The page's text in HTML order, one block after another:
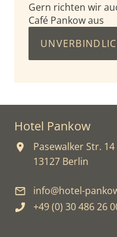
Gern richten wir
Café Pankow aus
Hotel Pankow
Pasewalker Str. 14
13127 Berlin
info@hotel-
+49 (0) 30 486 26